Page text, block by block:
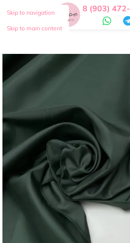
Skip to navigation
Skip to main content
8 (903)